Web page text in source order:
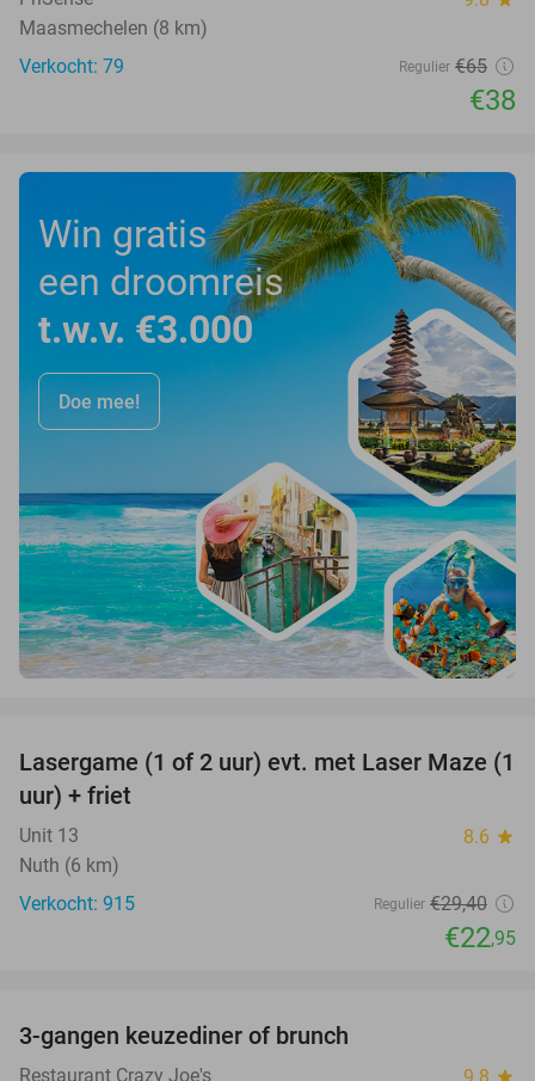
Maasmechelen (8 km)
Verkocht: 79
Regulier €65
€38
Win gratis
een droomreis
t.w.v. €3.000
Doe mee!
22%
Lasergame (1 of 2 uur) evt. met Laser Maze (1
uur) + friet
Unit 13 8.6 star
Nuth (6 km)
Verkocht: 915
Regulier €29,40
€22,95
3-gangen keuzediner of brunch
Restaurant Crazy Joe's star